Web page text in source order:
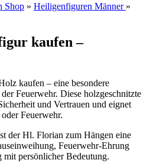
Shop » Heiligenfiguren Männer »
kaufen –
kaufen – eine besondere
Feuerwehr. Diese holzgeschnitzte
und Vertrauen und eignet
Feuerwehr.
der Hl. Florian zum Hängen eine
Feuerwehr-Ehrung
mit persönlicher Bedeutung.